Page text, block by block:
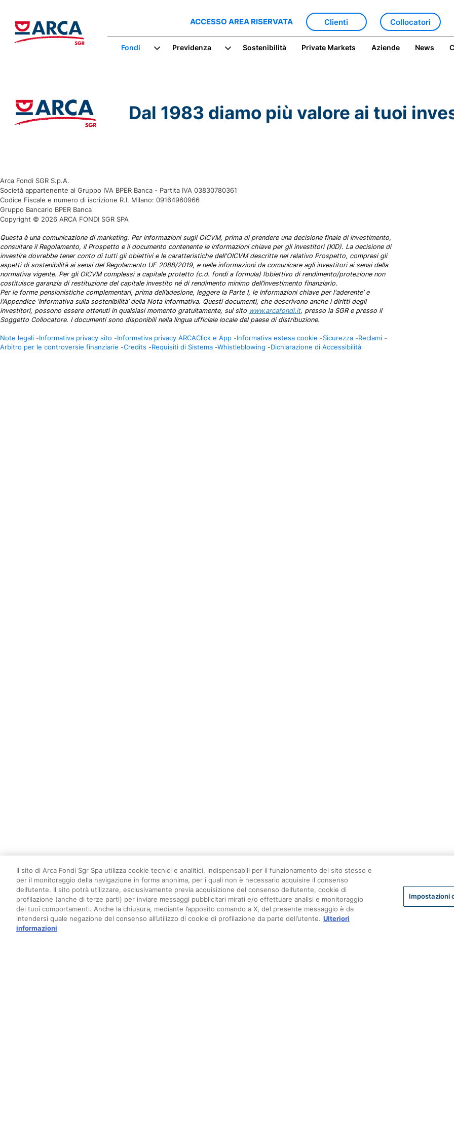
per annullare
segnalazione dei problemi |
Nuova finestra
ACCESSO AREA RISERVATA Clienti Collocatori
Fondi Previdenza Sostenibilità Private Markets Aziende News
Dal 1983 diamo più valore ai tuoi
Arca Fondi SGR S.p.A.
Società appartenente al Gruppo IVA BPER Banca - Partita IVA 03830780361
Codice Fiscale e numero di iscrizione R.I. Milano: 09164960966
Gruppo Bancario BPER Banca
Copyright © 2026 ARCA FONDI SGR SPA
Questa è una comunicazione di marketing. Per informazioni sugli OICVM, prima di prendere una decisione finale di investimento,
consultare il Regolamento, il Prospetto e il documento contenente le informazioni chiave per gli investitori (KID). La decisione di
investire dovrebbe tener conto di tutti gli obiettivi e le caratteristiche dell'OICVM descritte nel relativo Prospetto, compresi gli
aspetti di sostenibilità ai sensi del Regolamento UE 2088/2019, e nelle informazioni da comunicare agli investitori ai sensi della
normativa vigente. Per gli OICVM complessi a capitale protetto (c.d. fondi a formula) l’obiettivo di rendimento/protezione non
costituisce garanzia di restituzione del capitale investito né di rendimento minimo dell’investimento finanziario.
Per le forme pensionistiche complementari, prima dell’adesione, leggere la Parte I, le informazioni chiave per l'aderente’ e
l'Appendice ‘Informativa sulla sostenibilità’ della Nota informativa. Questi documenti, che descrivono anche i diritti degli
investitori, possono essere ottenuti in qualsiasi momento gratuitamente, sul sito www.arcafondi.it, presso la SGR e presso il
Soggetto Collocatore. I documenti sono disponibili nella lingua ufficiale locale del paese di distribuzione.
Note legali -Informativa privacy sito -Informativa privacy ARCAClick e App -Informativa estesa cookie -Sicurezza -Reclami -
Arbitro per le controversie finanziarie -Credits -Requisiti di Sistema -Whistleblowing -Dichiarazione di Accessibilità
Il sito di Arca Fondi Sgr Spa utilizza cookie tecnici e analitici, indispensabili per il funzionamento del sito stesso e
per il monitoraggio della navigazione in forma anonima, per i quali non è necessario acquisire il consenso
dell’utente. Il sito potrà utilizzare, esclusivamente previa acquisizione del consenso dell’utente, cookie di
profilazione (anche di terze parti) per inviare messaggi pubblicitari mirati e/o effettuare analisi e monitoraggio
dei tuoi comportamenti. Anche la chiusura, mediante l’apposito comando a X, del presente messaggio è da
intendersi quale negazione del consenso all’utilizzo di cookie di profilazione da parte dell’utente. Ulteriori
informazioni
Impostazioni